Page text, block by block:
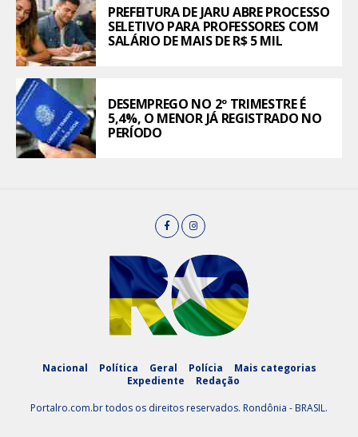
PREFEITURA DE JARU ABRE PROCESSO
SELETIVO PARA PROFESSORES COM
SALÁRIO DE MAIS DE R$ 5 MIL
DESEMPREGO NO 2º TRIMESTRE É
5,4%, O MENOR JÁ REGISTRADO NO
PERÍODO
Nacional Política Geral Polícia
Mais categorias
Expediente
Redação
Portalro.com.br todos os direitos reservados. Rondônia - BRASIL.